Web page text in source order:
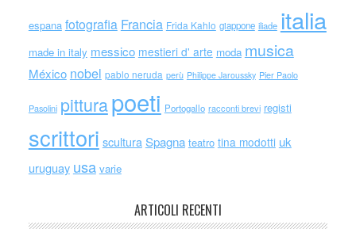
espana fotografia Francia Frida Kahlo giappone iliade italia
made in italy messico mestieri d' arte moda musica
México nobel pablo neruda perù Philippe Jaroussky Pier Paolo
Pasolini pitturapoeti Portogallo racconti brevi registi
scrittori scultura Spagna teatro tina modotti uk
uruguay usa varie
ARTICOLI RECENTI